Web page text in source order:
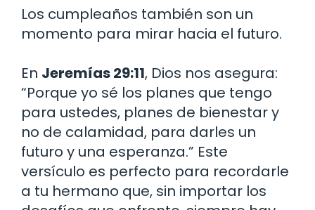
Los cumpleaños también son un
momento para mirar hacia el futuro.
En Jeremías 29:11, Dios nos asegura:
“Porque yo sé los planes que tengo
para ustedes, planes de bienestar y
no de calamidad, para darles un
futuro y una esperanza.” Este
versículo es perfecto para recordarle
a tu hermano que, sin importar los